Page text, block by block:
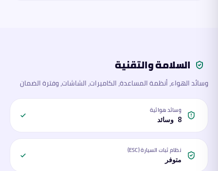
السلامة والتقنية
وسائد الهواء، أنظمة المساعدة، الكاميرات، الشاشات، وفترة الضمان
وسائد هوائية
8 وسائد
نظام ثبات السيارة (ESC)
متوفر